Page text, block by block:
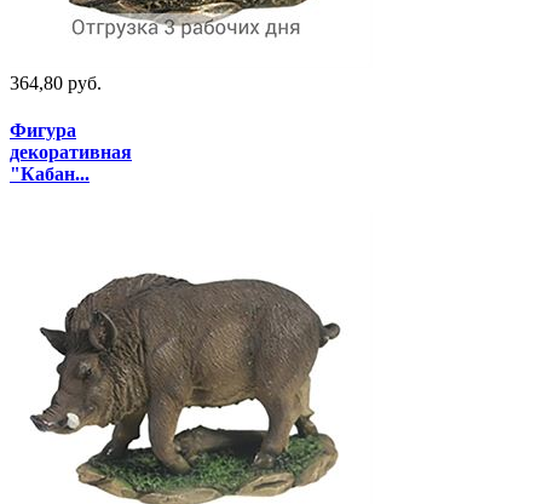
364,80 руб.
Фигура
декоративная
"Кабан...